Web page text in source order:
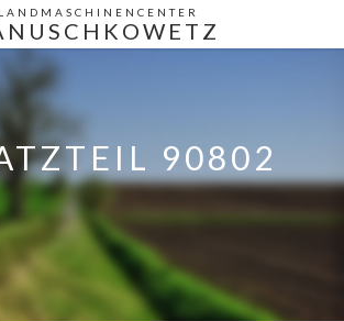
LANDMASCHINENCENTER
90802